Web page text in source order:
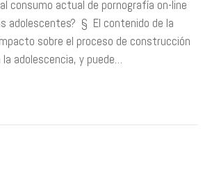
consumo actual de pornografía on-line
adolescentes? § El contenido de la
sobre el proceso de construcción
la adolescencia, y puede…